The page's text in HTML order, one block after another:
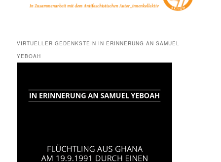
VIRTUELLER GEDENKSTEIN IN ERINNERUNG AN SAMUEL
YEBOAH